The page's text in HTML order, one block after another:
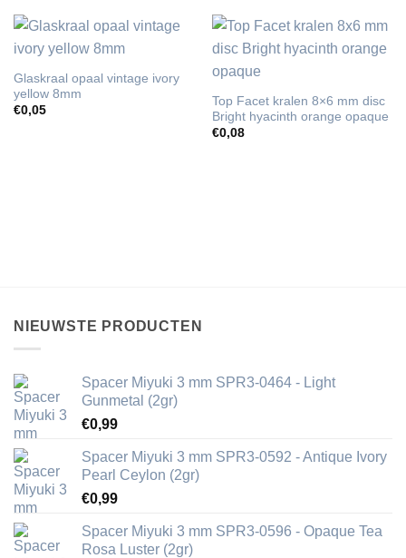
Glaskraal opaal vintage ivory
yellow 8mm
€0,05
Top Facet kralen 8×6 mm disc
Bright hyacinth orange opaque
€0,08
NIEUWSTE PRODUCTEN
Spacer Miyuki 3 mm SPR3-0464 - Light
Gunmetal (2gr)
€0,99
Spacer Miyuki 3 mm SPR3-0592 - Antique Ivory
Pearl Ceylon (2gr)
€0,99
Spacer Miyuki 3 mm SPR3-0596 - Opaque Tea
Rosa Luster (2gr)